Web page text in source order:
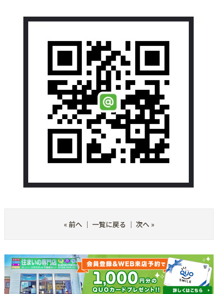
« 前へ｜ 一覧に戻る ｜ 次へ»